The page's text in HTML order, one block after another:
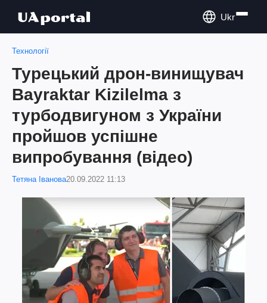
Ukr
Технології
Турецький дрон-винищувач
Bayraktar Kizilelma з
турбодвигуном з України
пройшов успішне
випробування (відео)
Тетяна Іванова20.09.2022 11:13